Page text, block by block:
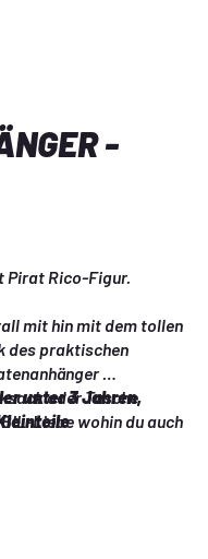
-
Pirat Rico-Figur.
mit hin mit dem tollen
des praktischen
oder Tasche
Liebe wohin du auch
ist eine gute
aufzubewahren
Note zu verleihen.
unter 3 Jahren,